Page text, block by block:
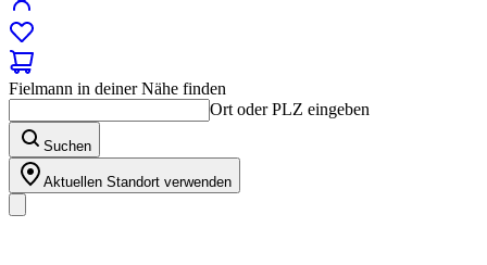
Fielmann in deiner Nähe finden
Ort oder PLZ eingeben
Suchen
Aktuellen Standort verwenden